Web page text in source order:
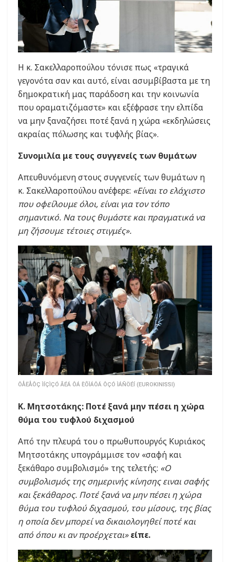
Η κ. Σακελλαροπούλου τόνισε πως «τραγικά
γεγονότα σαν και αυτό, είναι ασυμβίβαστα με τη
δημοκρατική μας παράδοση και την κοινωνία
που οραματιζόμαστε» και εξέφρασε την ελπίδα
να μην ξαναζήσει ποτέ ξανά η χώρα «εκδηλώσεις
ακραίας πόλωσης και τυφλής βίας».
Συνομιλία με τους συγγενείς των θυμάτων
Απευθυνόμενη στους συγγενείς των θυμάτων η
κ. Σακελλαροπούλου ανέφερε: «Είναι το ελάχιστο
που οφείλουμε όλοι, είναι για τον τόπο
σημαντικό. Να τους θυμάστε και πραγματικά να
μη ζήσουμε τέτοιες στιγμές».
ÔÅËÅÔÇ ÌÍÇÌÇÓ ÃÉÁ ÔÁ ÈÕÌÁÔÁ ÔÇÓ ÌÁÑÖÉÍ (EUROKINISSI)
Κ. Μητσοτάκης: Ποτέ ξανά μην πέσει η χώρα
θύμα του τυφλού διχασμού
Από την πλευρά του ο πρωθυπουργός Κυριάκος
Μητσοτάκης υπογράμμισε τον «σαφή και
ξεκάθαρο συμβολισμό» της τελετής: «Ο
συμβολισμός της σημερινής κίνησης ειναι σαφής
και ξεκάθαρος. Ποτέ ξανά να μην πέσει η χώρα
θύμα του τυφλού διχασμού, του μίσους, της βίας
η οποία δεν μπορεί να δικαιολογηθεί ποτέ και
από όπου κι αν προέρχεται»είπε.